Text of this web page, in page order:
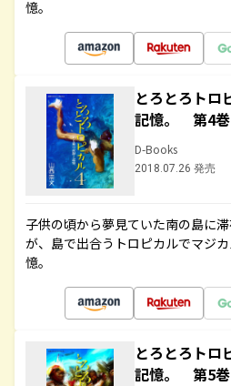
憶。
とろとろト
記憶。 第4巻
D-Books
2018.07.26 発売
子供の頃から夢見ていた南の島に
が、島で出合うトロピカルでマジ
憶。
とろとろト
記憶。 第5巻